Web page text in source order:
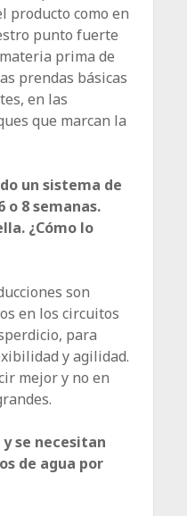
producto como en
punto fuerte
prima de
prendas básicas
en las
que marcan la
un sistema de
o 8 semanas.
¿Cómo lo
son
en los circuitos
para
y agilidad.
mejor y no en
se necesitan
de agua por